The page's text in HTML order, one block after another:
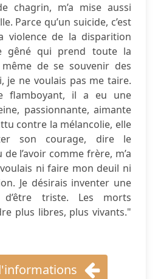
chagrin, m’a mise aussi
Parce qu’un suicide, c’est
violence de la disparition
gêné qui prend toute la
de se souvenir des
je ne voulais pas me taire.
flamboyant, il a eu une
passionnante, aimante
contre la mélancolie, elle
son courage, dire le
l’avoir comme frère, m’a
ni faire mon deuil ni
Je désirais inventer une
d’être triste. Les morts
plus libres, plus vivants."